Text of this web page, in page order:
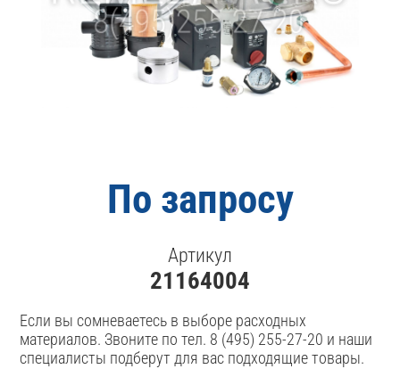
По запросу
Артикул
21164004
Если вы сомневаетесь в выборе расходных
материалов. Звоните по тел. 8 (495) 255-27-20 и наши
специалисты подберут для вас подходящие товары.